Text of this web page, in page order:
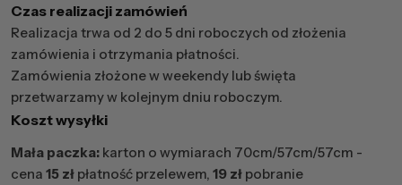
Czas realizacji zamówień
Realizacja trwa od 2 do 5 dni roboczych od złożenia
zamówienia i otrzymania płatności.
Zamówienia złożone w weekendy lub święta
przetwarzamy w kolejnym dniu roboczym.
Koszt wysyłki
Mała paczka: karton o wymiarach 70cm/57cm/57cm -
cena 15 zł płatność przelewem, 19 zł pobranie